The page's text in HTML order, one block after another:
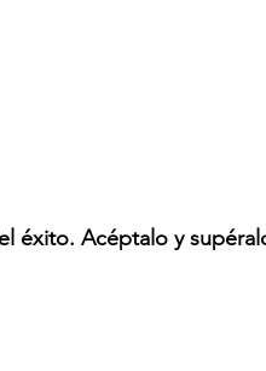
éxito. Acéptalo y